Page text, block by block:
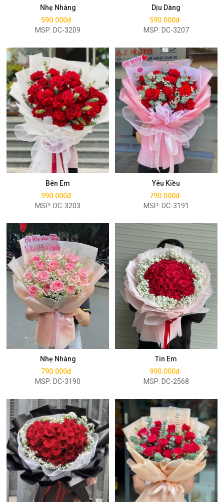
Nhẹ Nhàng
590.000đ
MSP: DC-3209
Dịu Dàng
590.000đ
MSP: DC-3207
Bên Em
990.000đ
MSP: DC-3203
Mua ngay
Yêu Kiều
790.000đ
MSP: DC-3191
Mua ngay
Nhẹ Nhàng
790.000đ
MSP: DC-3190
Mua ngay
Tin Em
990.000đ
MSP: DC-2568
Mua ngay